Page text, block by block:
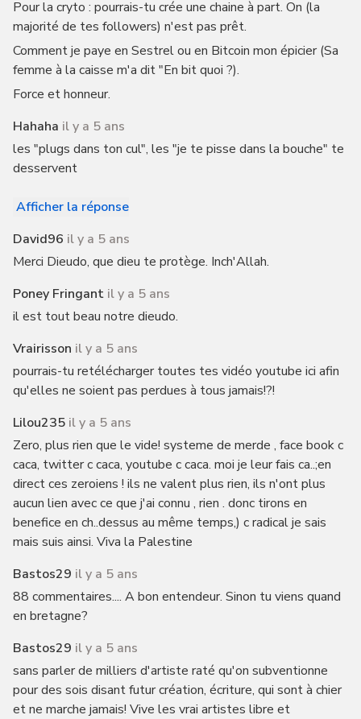
Pour la cryto : pourrais-tu crée une chaine à part. On (la
majorité de tes followers) n'est pas prêt.
Comment je paye en Sestrel ou en Bitcoin mon épicier (Sa
femme à la caisse m'a dit "En bit quoi ?).
Force et honneur.
Hahaha il y a 5 ans
les "plugs dans ton cul", les "je te pisse dans la bouche" te
desservent
Afficher la réponse
David96 il y a 5 ans
Merci Dieudo, que dieu te protège. Inch'Allah.
Poney Fringant il y a 5 ans
il est tout beau notre dieudo.
Vrairisson il y a 5 ans
pourrais-tu retélécharger toutes tes vidéo youtube ici afin
qu'elles ne soient pas perdues à tous jamais!?!
Lilou235 il y a 5 ans
Zero, plus rien que le vide! systeme de merde , face book c
caca, twitter c caca, youtube c caca. moi je leur fais ca..;en
direct ces zeroiens ! ils ne valent plus rien, ils n'ont plus
aucun lien avec ce que j'ai connu , rien . donc tirons en
benefice en ch..dessus au même temps,) c radical je sais
mais suis ainsi. Viva la Palestine
Bastos29 il y a 5 ans
88 commentaires.... A bon entendeur. Sinon tu viens quand
en bretagne?
Bastos29 il y a 5 ans
sans parler de milliers d'artiste raté qu'on subventionne
pour des sois disant futur création, écriture, qui sont à chier
et ne marche jamais! Vive les vrai artistes libre et